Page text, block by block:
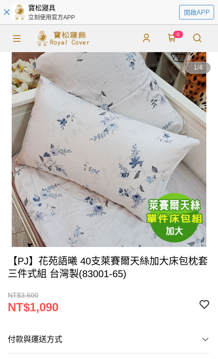
寶松寢具
立刻使用官方APP
開啟APP
0
1/4
【PJ】花苑語曦 40支萊賽爾天絲加大床包枕套
三件式組 台灣製(83001-65)
NT$3,600
NT$1,090
付款與運送方式